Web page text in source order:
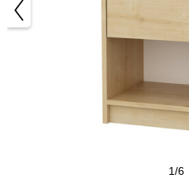
1/6